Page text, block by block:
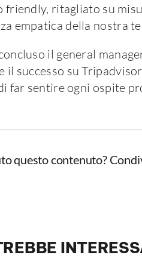
friendly, ritagliato su
empatica della nostra
il general
il successo su
far sentire ogni ospite
questo contenuto?